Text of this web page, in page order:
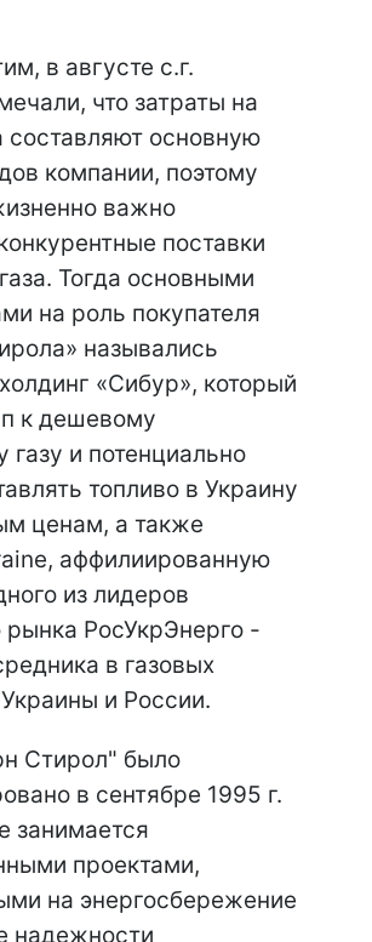
в августе с.г.
что затраты на
составляют основную
компании, поэтому
важно
поставки
Тогда основными
на роль покупателя
назывались
«Сибур», который
к дешевому
газу и потенциально
топливо в Украину
ценам, а также
аффилиированную
из лидеров
рынка РосУкрЭнерго -
в газовых
и России.
Стирол" было
в сентябре 1995 г.
занимается
проектами,
на энергосбережение
надежности